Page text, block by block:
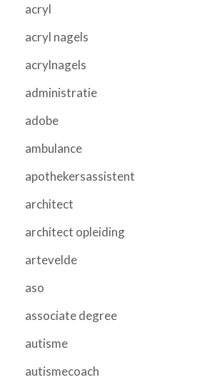
acryl
acryl nagels
acrylnagels
administratie
adobe
ambulance
apothekersassistent
architect
architect opleiding
artevelde
aso
associate degree
autisme
autismecoach